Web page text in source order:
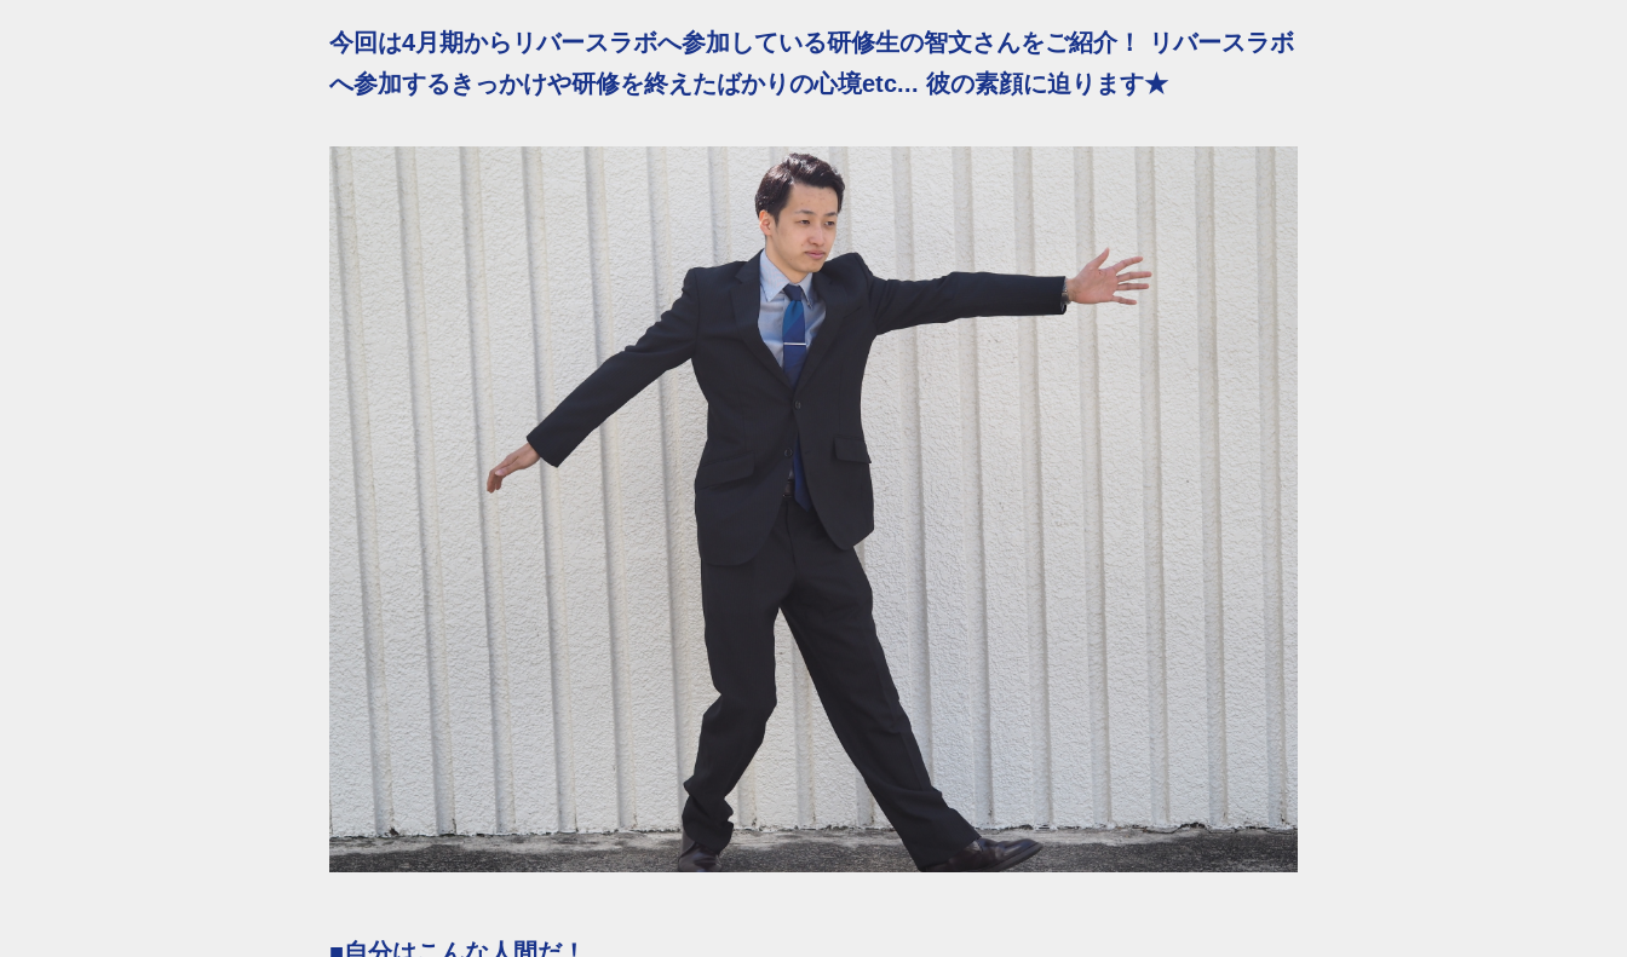
今回は4月期からリバースラボへ参加している研修生の智文さんをご紹介！ リバースラボ
へ参加するきっかけや研修を終えたばかりの心境etc... 彼の素顔に迫ります★
■自分はこんな人間だ！